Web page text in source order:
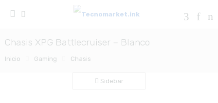
Chasis XPG Battlecruiser – Blanco
Inicio Gaming Chasis
Sidebar